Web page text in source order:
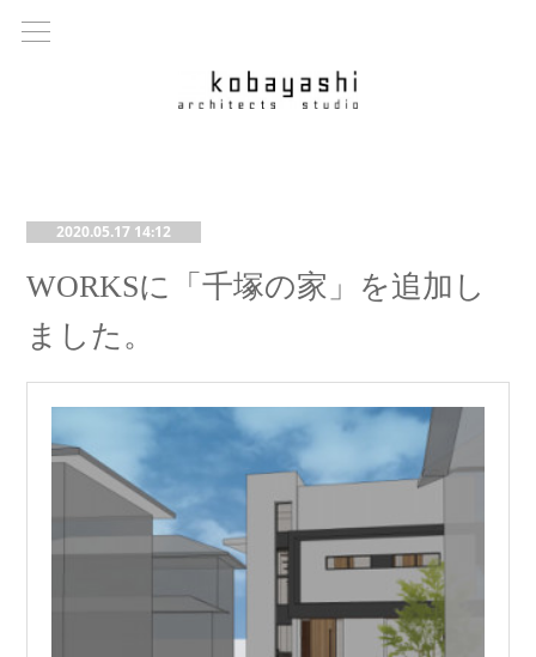
2020.05.17 14:12
WORKSに「千塚の家」を追加し
ました。